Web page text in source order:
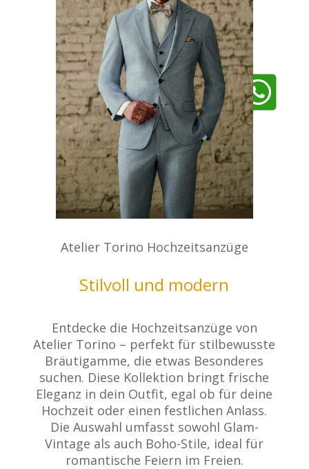

Atelier Torino Hochzeitsanzüge
Stilvoll und modern
Entdecke die Hochzeitsanzüge von
Atelier Torino – perfekt für stilbewusste
Bräutigamme, die etwas Besonderes
suchen. Diese Kollektion bringt frische
Eleganz in dein Outfit, egal ob für deine
Hochzeit oder einen festlichen Anlass.
Die Auswahl umfasst sowohl Glam-
Vintage als auch Boho-Stile, ideal für
romantische Feiern im Freien.